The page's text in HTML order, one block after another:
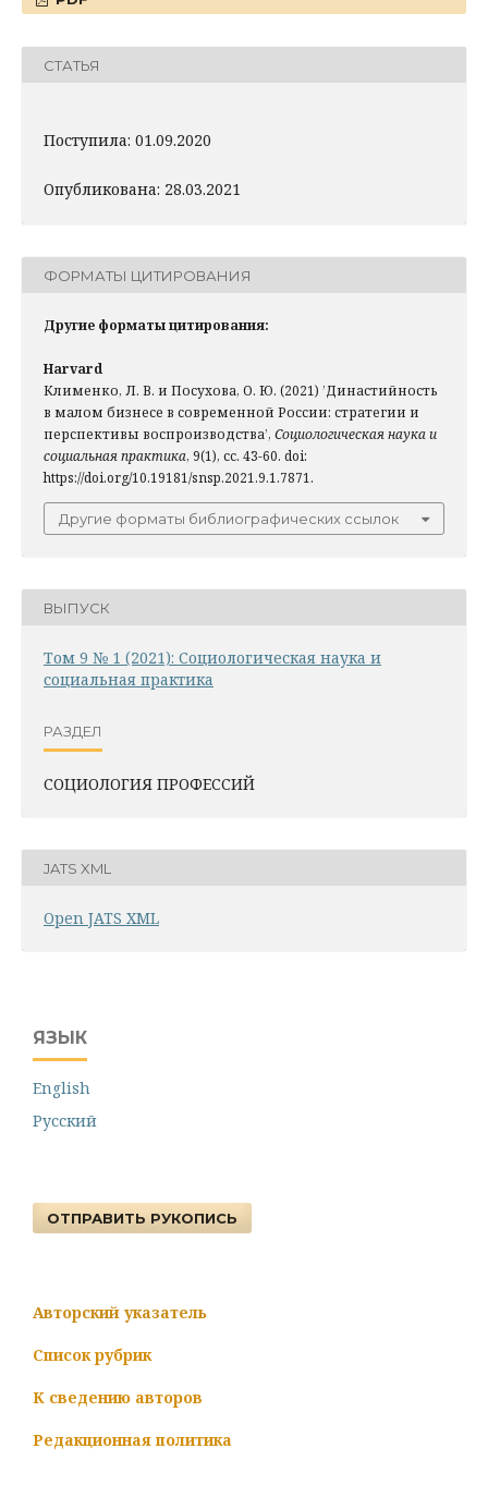
СТАТЬЯ
Поступила: 01.09.2020
Опубликована: 28.03.2021
ФОРМАТЫ ЦИТИРОВАНИЯ
Другие форматы цитирования:
Harvard
Клименко, Л. В. и Посухова, О. Ю. (2021) ’Династийность
в малом бизнесе в современной России: стратегии и
перспективы воспроизводства’, Социологическая наука и
социальная практика, 9(1), сс. 43-60. doi:
https://doi.org/10.19181/snsp.2021.9.1.7871.
Другие форматы библиографических ссылок
ВЫПУСК
Том 9 № 1 (2021): Социологическая наука и
социальная практика
РАЗДЕЛ
СОЦИОЛОГИЯ ПРОФЕССИЙ
JATS XML
Open JATS XML
ЯЗЫК
English
Русский
ОТПРАВИТЬ РУКОПИСЬ
Авторский указатель
Список рубрик
К сведению авторов
Редакционная политика